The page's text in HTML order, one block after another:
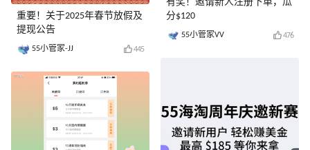
重要！关于2025年春节放假及
提现公告
55小管家-JJ 445
有奖！邀请新人注册下单，瓜
分$120
55小管家VV 476